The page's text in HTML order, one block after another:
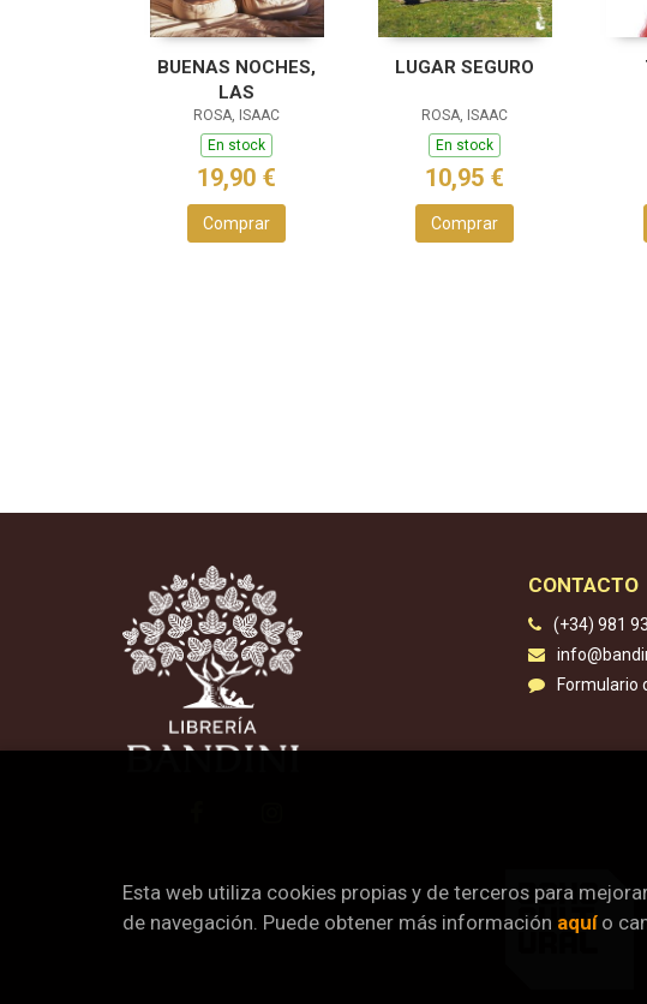
BUENAS NOCHES,
LAS
ROSA, ISAAC
En stock
19,90 €
Comprar
LUGAR SEGURO
ROSA, ISAAC
En stock
10,95 €
Comprar
CONTACTO
(+34) 981
Formulario
Esta web utiliza cookies propias y de terceros para
de navegación. Puede obtener más información aquío